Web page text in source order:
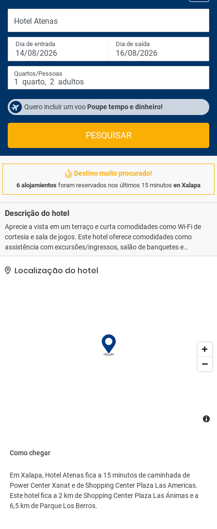
Hotel Atenas
Dia de entrada
14/08/2026
Dia de saída
16/08/2026
Quartos/Pessoas
1 quarto, 2 adultos
Quero incluir um voo Poupe tempo e dinheiro!
PESQUISAR
Destino muito procurado!
6 alojamientos foram reservados nos últimos 15 minutos en Xalapa
Descrição do hotel
Aprecie a vista em um terraço e curta comodidades como Wi-Fi de
cortesia e sala de jogos. Este hotel oferece comodidades como
assistência com excursões/ingressos, salão de banquetes e
máquina automática de vendas.. As comodidades presentes
incluem balcão de recepção 24 horas, armazenamento para
bagagem e lavanderia. Hotel possui um espaço de 50 metros
Localização do hotel
Como chegar
Em Xalapa, Hotel Atenas fica a 15 minutos de caminhada de
Power Center Xanat e de Shopping Center Plaza Las Americas.
Este hotel fica a 2 km de Shopping Center Plaza Las Ánimas e a
6,5 km de Parque Los Berros.